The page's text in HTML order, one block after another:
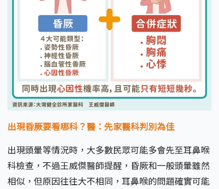
出現昏厥要看哪科？醫：先家醫科判別為佳
出現頭暈等情況時，大多數民眾可能多會先至耳鼻喉
科檢查，不過王威傑醫師提醒，昏厥和一般頭暈雖然
相似，但原因往往大不相同，耳鼻喉的問題確實可能